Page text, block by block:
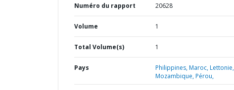
Numéro du rapport 20628
Volume 1
Total Volume(s) 1
Pays Philippines,Maroc,Lettonie,
Mozambique,Pérou,